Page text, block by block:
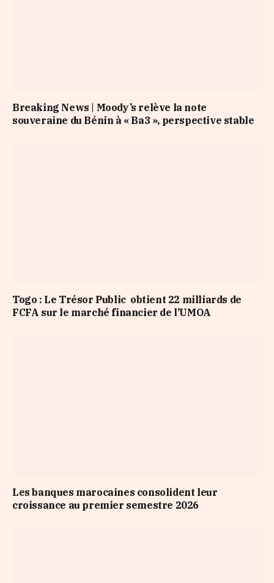
Breaking News | Moody’s relève la note
souveraine du Bénin à « Ba3 », perspective stable
Togo : Le Trésor Public obtient 22 milliards de
FCFA sur le marché financier de l’UMOA
Les banques marocaines consolident leur
croissance au premier semestre 2026